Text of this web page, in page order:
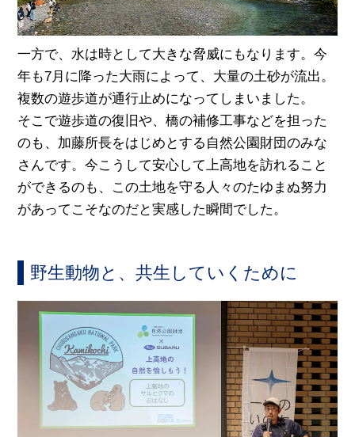
一方で、水は時として大きな脅威にもなります。今
年も7月に降った大雨によって、大量の土砂が流出。
複数の遊歩道が通行止めになってしまいました。
そこで遊歩道の復旧や、橋の補修工事などを担った
のも、加藤所長をはじめとする自然公園財団のみな
さんです。今こうして安心して上高地を訪れること
ができるのも、この土地を守る人々のたゆまぬ努力
があってこそなのだと実感した瞬間でした。
野生動物と、共生していくために